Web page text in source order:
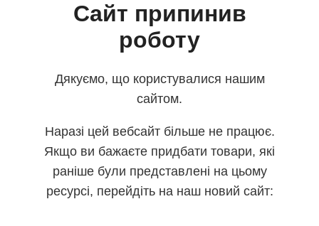
Сайт припинив
роботу
Дякуємо, що користувалися нашим
сайтом.
Наразі цей вебсайт більше не працює.
Якщо ви бажаєте придбати товари, які
раніше були представлені на цьому
ресурсі, перейдіть на наш новий сайт: